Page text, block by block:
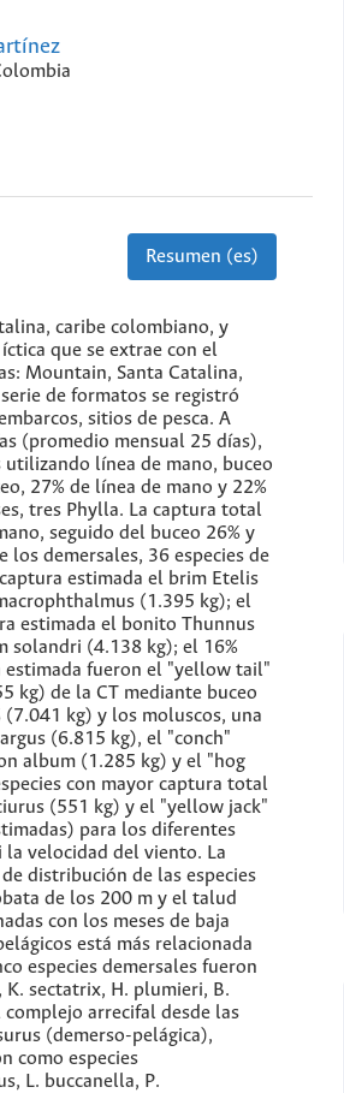
Resumen (es)
caribe colombiano, y
que se extrae con el
Mountain, Santa Catalina,
de formatos se registró
sitios de pesca. A
(promedio mensual 25 días),
línea de mano, buceo
27% de línea de mano y 22%
tres Phylla. La captura total
seguido del buceo 26% y
los demersales, 36 especies de
estimada el brim Etelis
(1.395 kg); el
estimada el bonito Thunnus
solandri (4.138 kg); el 16%
estimada fueron el "yellow tail"
kg) de la CT mediante buceo
(7.041 kg) y los moluscos, una
(6.815 kg), el "conch"
album (1.285 kg) y el "hog
con mayor captura total
(551 kg) y el "yellow jack"
para los diferentes
la velocidad del viento. La
distribución de las especies
de los 200 m y el talud
con los meses de baja
está más relacionada
especies demersales fueron
sectatrix, H. plumieri, B.
arrecifal desde las
(demerso-pelágica),
como especies
L. buccanella, P.